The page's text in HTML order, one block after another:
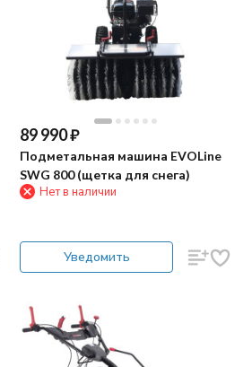
89 990₽
Подметальная машина EVOLine
SWG 800 (щетка для снега)
Нет в наличии
Уведомить